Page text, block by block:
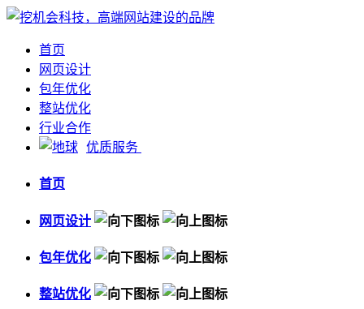
首页
网页设计
包年优化
整站优化
行业合作
优质服务
首页
网页设计
包年优化
整站优化